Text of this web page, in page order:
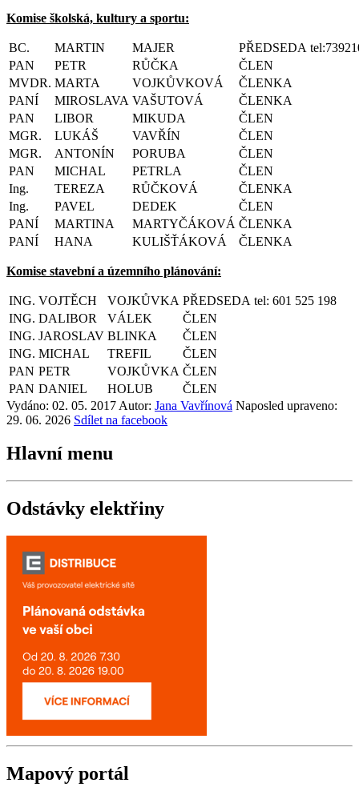
Komise školská, kultury a sportu:
BC. MARTIN MAJER PŘEDSEDA
PAN
PETR RŮČKA
ČLEN
MVDR. MARTA VOJKŮVKOVÁ
ČLENKA
PANÍ
MIROSLAVA VAŠUTOVÁ
ČLENKA
PAN
LIBOR MIKUDA
ČLEN
MGR.
LUKÁŠ VAVŘÍN
ČLEN
MGR.
ANTONÍN PORUBA
ČLEN
PAN
MICHAL PETRLA
ČLEN
Ing.
TEREZA RŮČKOVÁ
ČLENKA
Ing.
PAVEL DEDEK
ČLEN
PANÍ
MARTINA MARTYČÁKOVÁ ČLENKA
PANÍ
HANA KULIŠŤÁKOVÁ ČLENKA
Komise stavební a územního plánování:
ING. VOJTĚCH VOJKŮVKA PŘEDSEDA tel: 601 525 198
ING. DALIBOR VÁLEK
ČLEN
ING. JAROSLAV BLINKA
ČLEN
ING. MICHAL TREFIL
ČLEN
PAN PETR VOJKŮVKA ČLEN
PAN DANIEL HOLUB
ČLEN
Vydáno: 02. 05. 2017 Autor: Jana Vavřínová Naposled upraveno:
29. 06. 2026 Sdílet na facebook
Hlavní menu
Odstávky elektřiny
Mapový portál